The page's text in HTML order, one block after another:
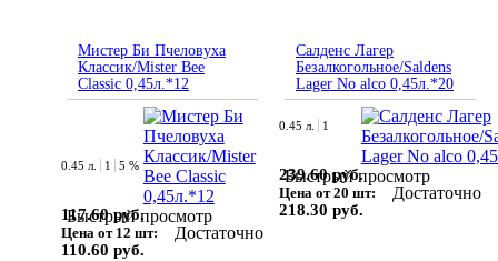
Мистер Би Пчеловуха
Классик/Mister Bee
Classic 0,45л.*12
Быстрый просмотр
0.45 л. 1 5 %
117.60 руб.
Цена от 12 шт:
110.60 руб.
Достаточно
Салденс Лагер
Безалкогольное/Saldens
Lager No alco 0,45л.*20
Быстрый просмотр
0.45 л. 1
239.60 руб.
Цена от 20 шт:
218.30 руб.
Достаточно